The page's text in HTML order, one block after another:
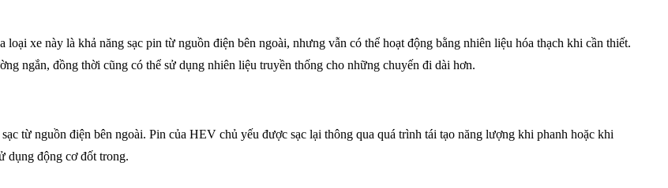
xe này là khả năng sạc pin từ nguồn điện bên ngoài, nhưng vẫn có thể hoạt động bằng nhiên liệu hóa thạch khi cần thiết.
ngắn, đồng thời cũng có thể sử dụng nhiên liệu truyền thống cho những chuyến đi dài hơn.
từ nguồn điện bên ngoài. Pin của HEV chủ yếu được sạc lại thông qua quá trình tái tạo năng lượng khi phanh hoặc khi
dụng động cơ đốt trong.